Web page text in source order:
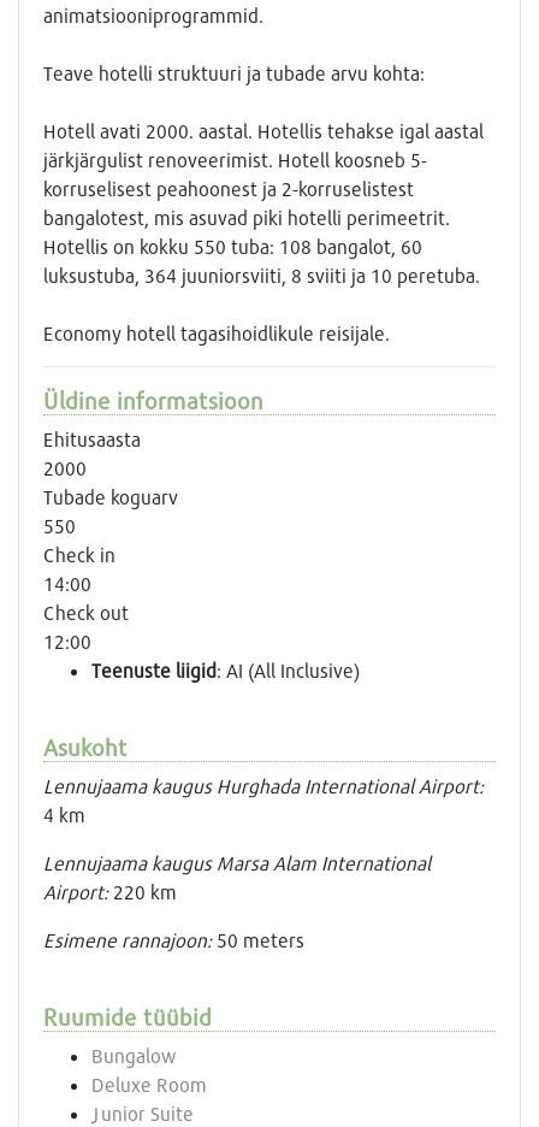
animatsiooniprogrammid.
Teave hotelli struktuuri ja tubade arvu kohta:
Hotell avati 2000. aastal. Hotellis tehakse igal aastal
järkjärgulist renoveerimist. Hotell koosneb 5-
korruselisest peahoonest ja 2-korruselistest
bangalotest, mis asuvad piki hotelli perimeetrit.
Hotellis on kokku 550 tuba: 108 bangalot, 60
luksustuba, 364 juuniorsviiti, 8 sviiti ja 10 peretuba.
Economy hotell tagasihoidlikule reisijale.
Üldine informatsioon
Ehitusaasta
2000
Tubade koguarv
550
Check in
14:00
Check out
12:00
Teenuste liigid: AI (All Inclusive)
Asukoht
Lennujaama kaugus Hurghada International Airport:
4 km
Lennujaama kaugus Marsa Alam International
Airport:220 km
Esimene rannajoon:50 meters
Ruumide tüübid
Bungalow
Deluxe Room
Junior Suite